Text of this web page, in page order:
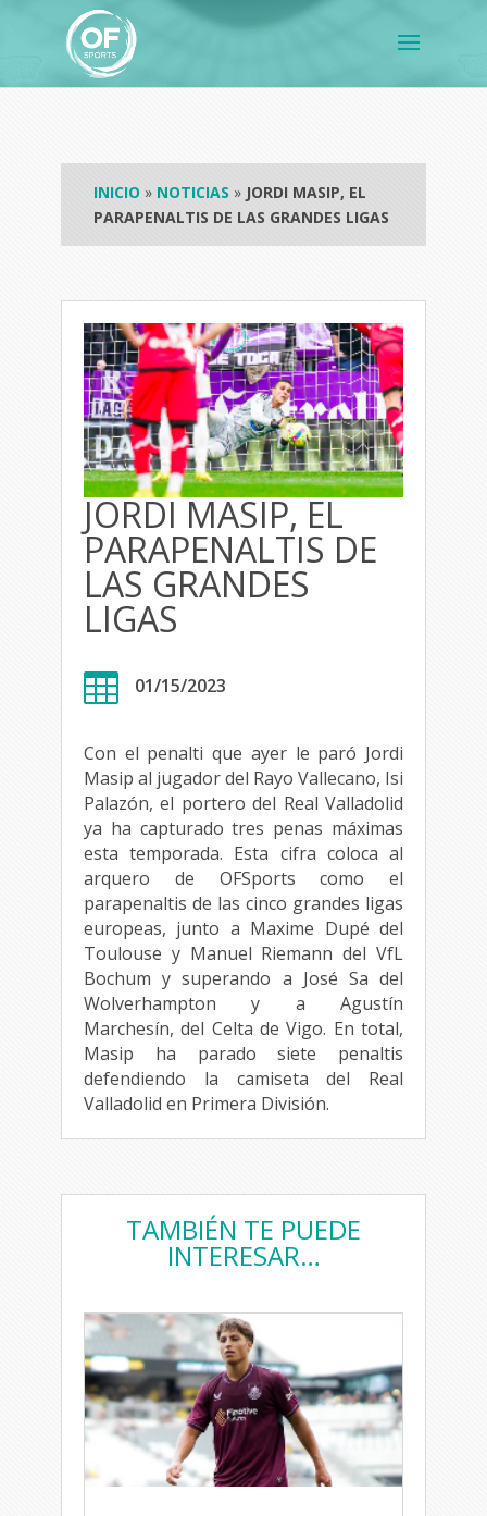
INICIO » NOTICIAS » JORDI MASIP, EL
PARAPENALTIS DE LAS GRANDES LIGAS
JORDI MASIP, EL
PARAPENALTIS DE
LAS GRANDES
LIGAS
 01/15/2023
Con el penalti que ayer le paró Jordi
Masip al jugador del Rayo Vallecano, Isi
Palazón, el portero del Real Valladolid
ya ha capturado tres penas máximas
esta temporada. Esta cifra coloca al
arquero de OFSports como el
parapenaltis de las cinco grandes ligas
europeas, junto a Maxime Dupé del
Toulouse y Manuel Riemann del VfL
Bochum y superando a José Sa del
Wolverhampton y a Agustín
Marchesín, del Celta de Vigo. En total,
Masip ha parado siete penaltis
defendiendo la camiseta del Real
Valladolid en Primera División.
TAMBIÉN TE PUEDE
INTERESAR…